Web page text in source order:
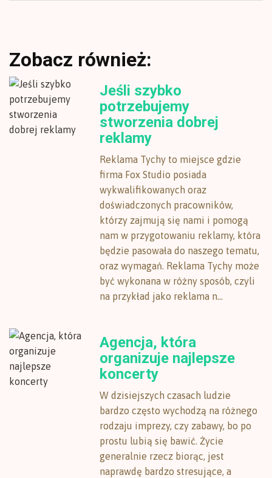
Zobacz również:
Jeśli szybko
potrzebujemy
stworzenia dobrej
reklamy
Reklama Tychy to miejsce gdzie
firma Fox Studio posiada
wykwalifikowanych oraz
doświadczonych pracowników,
którzy zajmują się nami i pomogą
nam w przygotowaniu reklamy, która
będzie pasowała do naszego tematu,
oraz wymagań. Reklama Tychy może
być wykonana w różny sposób, czyli
na przykład jako reklama n...
Agencja, która
organizuje najlepsze
koncerty
W dzisiejszych czasach ludzie
bardzo często wychodzą na różnego
rodzaju imprezy, czy zabawy, bo po
prostu lubią się bawić. Życie
generalnie rzecz biorąc, jest
naprawdę bardzo stresujące, a